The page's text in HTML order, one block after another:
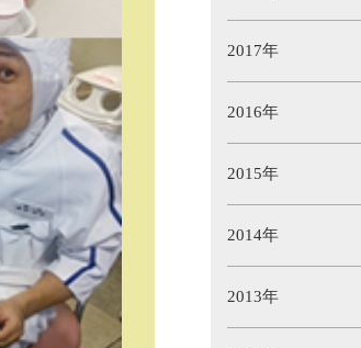
2017年
2016年
2015年
2014年
2013年